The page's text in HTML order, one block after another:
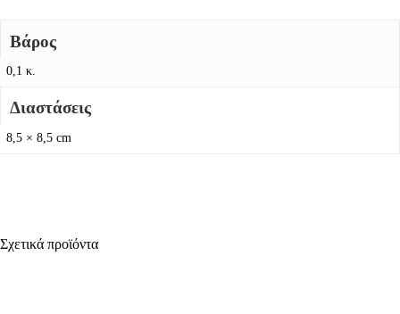
Βάρος
0,1 κ.
Διαστάσεις
8,5 × 8,5 cm
Σχετικά προϊόντα